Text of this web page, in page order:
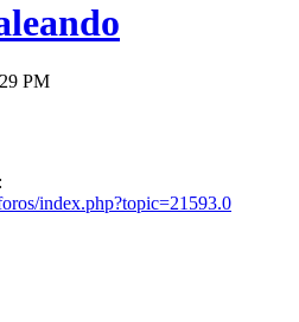
PM
index.php?topic=21593.0